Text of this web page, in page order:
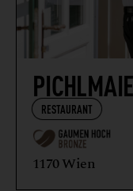
RESTAURANT
1170 Wien